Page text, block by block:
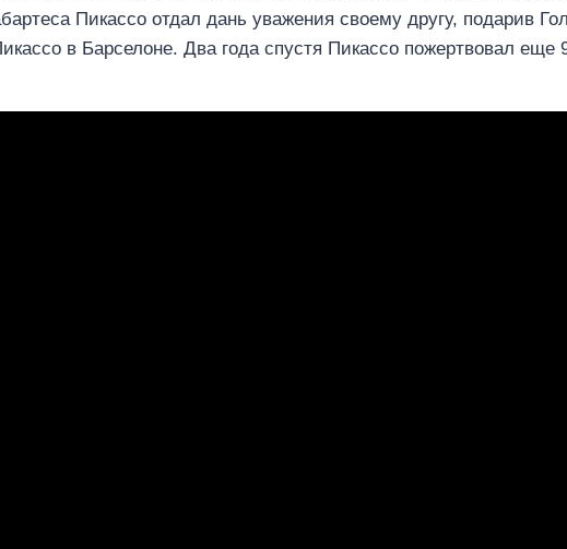
Пикассо отдал дань уважения своему другу, подарив
в Барселоне. Два года спустя Пикассо пожертвовал еще